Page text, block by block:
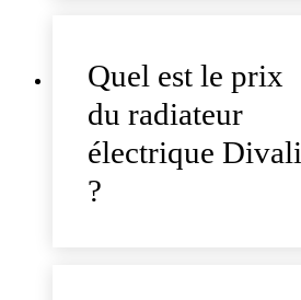
Quel est le prix
du radiateur
électrique Divali
?